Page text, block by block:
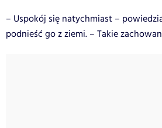
– Uspokój się natychmiast –
podnieść go z ziemi. – Takie